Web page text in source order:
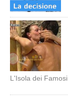
L'Isola dei Famosi